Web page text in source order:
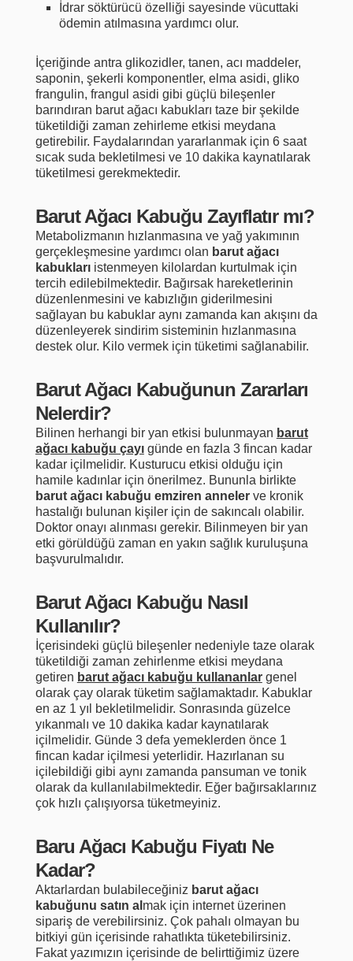
İdrar söktürücü özelliği sayesinde vücuttaki
ödemin atılmasına yardımcı olur.
İçeriğinde antra glikozidler, tanen, acı maddeler,
saponin, şekerli komponentler, elma asidi, gliko
frangulin, frangul asidi gibi güçlü bileşenler
barındıran barut ağacı kabukları taze bir şekilde
tüketildiği zaman zehirleme etkisi meydana
getirebilir. Faydalarından yararlanmak için 6 saat
sıcak suda bekletilmesi ve 10 dakika kaynatılarak
tüketilmesi gerekmektedir.
Barut Ağacı Kabuğu Zayıflatır mı?
Metabolizmanın hızlanmasına ve yağ yakımının
gerçekleşmesine yardımcı olan barut ağacı
kabuklarıistenmeyen kilolardan kurtulmak için
tercih edilebilmektedir. Bağırsak hareketlerinin
düzenlenmesini ve kabızlığın giderilmesini
sağlayan bu kabuklar aynı zamanda kan akışını da
düzenleyerek sindirim sisteminin hızlanmasına
destek olur. Kilo vermek için tüketimi sağlanabilir.
Barut Ağacı Kabuğunun Zararları
Nelerdir?
Bilinen herhangi bir yan etkisi bulunmayan barut
ağacı kabuğu çayıgünde en fazla 3 fincan kadar
kadar içilmelidir. Kusturucu etkisi olduğu için
hamile kadınlar için önerilmez. Bununla birlikte
barut ağacı kabuğu emziren annelerve kronik
hastalığı bulunan kişiler için de sakıncalı olabilir.
Doktor onayı alınması gerekir. Bilinmeyen bir yan
etki görüldüğü zaman en yakın sağlık kuruluşuna
başvurulmalıdır.
Barut Ağacı Kabuğu Nasıl
Kullanılır?
İçerisindeki güçlü bileşenler nedeniyle taze olarak
tüketildiği zaman zehirlenme etkisi meydana
getiren barut ağacı kabuğu kullananlargenel
olarak çay olarak tüketim sağlamaktadır. Kabuklar
en az 1 yıl bekletilmelidir. Sonrasında güzelce
yıkanmalı ve 10 dakika kadar kaynatılarak
içilmelidir. Günde 3 defa yemeklerden önce 1
fincan kadar içilmesi yeterlidir. Hazırlanan su
içilebildiği gibi aynı zamanda pansuman ve tonik
olarak da kullanılabilmektedir. Eğer bağırsaklarınız
çok hızlı çalışıyorsa tüketmeyiniz.
Baru Ağacı Kabuğu Fiyatı Ne
Kadar?
Aktarlardan bulabileceğiniz barut ağacı
kabuğunu satın al mak için internet üzerinen
sipariş de verebilirsiniz. Çok pahalı olmayan bu
bitkiyi gün içerisinde rahatlıkta tüketebilirsiniz.
Fakat yazımızın içerisinde de belirttiğimiz üzere